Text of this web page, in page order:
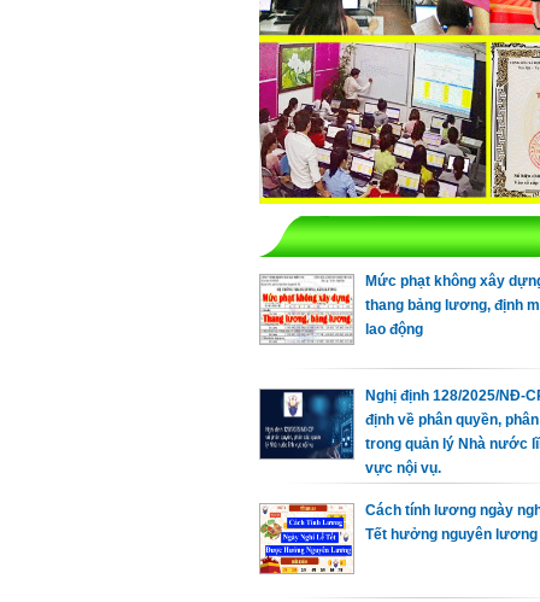
Mức phạt không xây
thang bảng lương, định
lao động
Nghị định 128/2025/NĐ-
định về phân quyền,
trong quản lý Nhà nước
vực nội vụ.
Cách tính lương ngày
Tết hưởng nguyên lương